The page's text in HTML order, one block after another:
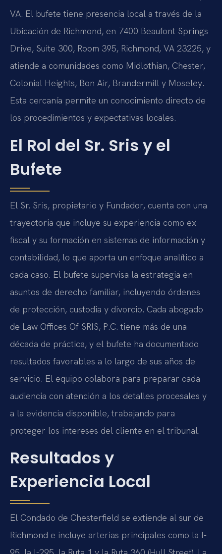
VA. El bufete tiene presencia local a través de la
Ubicación de Richmond, en 7400 Beaufont Springs
Drive, Suite 300, Room 395, Richmond, VA 23225, y
atiende a comunidades como Midlothian, Chester,
Colonial Heights, Bon Air, Brandermill y Moseley.
Esta cercanía permite un conocimiento directo de
los procedimientos y expectativas locales.
El Rol del Sr. Sris y el
Bufete
El Sr. Sris, propietario y Fundador, cuenta con una
trayectoria que incluye su experiencia como ex
fiscal y su formación en sistemas de información y
contabilidad, lo que aporta un enfoque analítico a
cada caso. El bufete supervisa la estrategia en
asuntos de derecho familiar, incluyendo órdenes
de protección, custodia y divorcio. Cada abogado
de Law Offices Of SRIS, P.C. tiene más de una
década de práctica, y el bufete ha documentado
resultados favorables a lo largo de sus años de
servicio. El equipo colabora para preparar cada
audiencia con atención a los detalles procesales y
a la evidencia disponible, trabajando para
proteger los intereses del cliente en el tribunal.
Resultados y
Experiencia Local
El Condado de Chesterfield se extiende al sur de
Richmond e incluye arterias principales como la I-